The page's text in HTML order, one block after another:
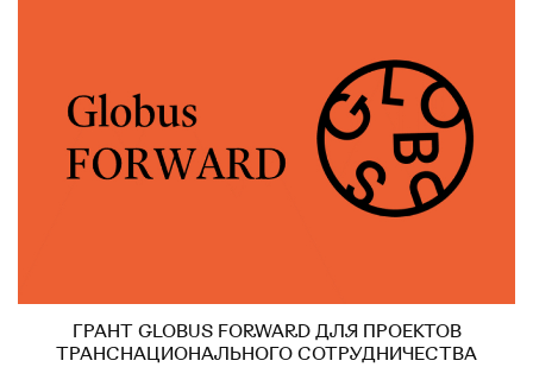
ГРАНТ GLOBUS FORWARD ДЛЯ ПРОЕКТОВ
ТРАНСНАЦИОНАЛЬНОГО СОТРУДНИЧЕСТВА